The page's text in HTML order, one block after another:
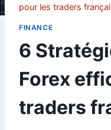
pour les traders
FINANCE
6
Forex
traders